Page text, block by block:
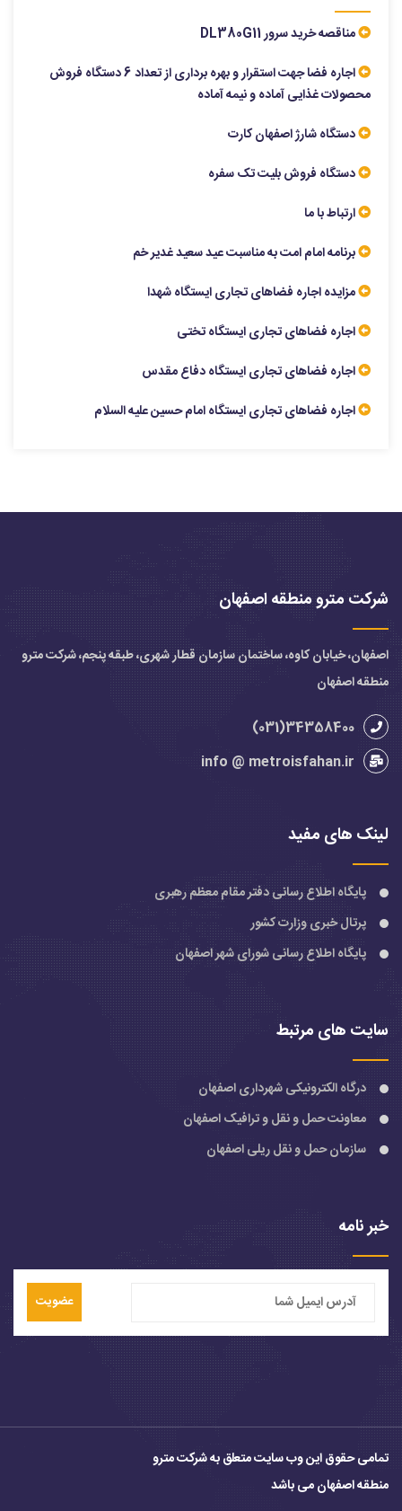
مناقصه خرید سرور DL380G11
اجاره فضا جهت استقرار و بهره برداری از تعداد 6 دستگاه فروش
محصولات غذایی آماده و نیمه آماده
دستگاه شارژ اصفهان کارت
دستگاه فروش بلیت تک سفره
ارتباط با ما
برنامه امام امت به مناسبت عید سعید غدیر خم
مزایده اجاره فضاهای تجاری ایستگاه شهدا
اجاره فضاهای تجاری ایستگاه تختی
اجاره فضاهای تجاری ایستگاه دفاع مقدس
اجاره فضاهای تجاری ایستگاه امام حسین علیه السلام
شرکت مترو منطقه اصفهان
اصفهان، خیابان کاوه، ساختمان سازمان قطار شهری، طبقه پنجم، شرکت مترو
منطقه اصفهان
34358400(031)
info @ metroisfahan.ir
لینک های مفید
پایگاه اطلاع رسانی دفتر مقام معظم رهبری
پرتال خبری وزارت کشور
پایگاه اطلاع رسانی شورای شهر اصفهان
سایت های مرتبط
درگاه الکترونیکی شهرداری اصفهان
معاونت حمل و نقل و ترافیک اصفهان
سازمان حمل و نقل ریلی اصفهان
خبر نامه
عضویت
تمامی حقوق این وب سایت متعلق به شرکت مترو
منطقه اصفهان می باشد